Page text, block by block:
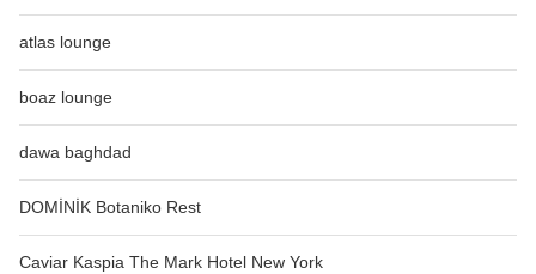
atlas lounge
boaz lounge
dawa baghdad
DOMİNİK Botaniko Rest
Caviar Kaspia The Mark Hotel New York